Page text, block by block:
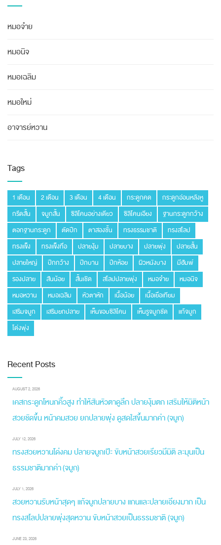
หมอจ๋าย
หมอนิจ
หมอเฉลิม
หมอใหม่
อาจารย์หวาน
Tags
1 เดือน 2 เดือน 3 เดือน 4 เดือน กระดูกคด
กระดูกอ่อนหลังหู
กรีดสั้น
จมูกสั้น ซิลิโคนอย่างเดียว ซิลิโคนเอียง
ฐานกระดูกกว้าง
ตอกฐานกระดูก
ตัดปีก ตาสองชั้น ทรงธรรมชาติ
ทรงสโลป
ทรงแข็ง
ทรงแข็งทื่อ ปลายงุ้ม ปลายบาง ปลายพุ่ง
ปลายสั้น
ปลายใหญ่
ปีกกว้าง ปีกบาน ปีกห้อย ผิวหนังบาง
มีฮัมพ์
รองปลาย
สันน้อย สั้นเชิด สโลปปลายพุ่ง หมอจ๋าย
หมอนิจ
หมอหวาน
หมอเฉลิม หัวตาหัก เนื้อน้อย
เนื้อเยื่อเทียม
เสริมจมูก
เสริมยกปลาย เห็นขอบซิลิโคน เห็นรูจมูกชัด
แก้จมูก
โด่งพุ่ง
Recent Posts
AUGUST 2, 2026
เคสกระดูกโหนกคิ้วสูง ทำให้สันหัวตาดูลึก ปลายงุ้มตก เสริมให้มิติหน้า
สวยชัดขึ้น หน้าคมสวย ยกปลายพุ่ง ดูสดใสขึ้นมากค่า (จมูก)
JULY 12, 2026
ทรงสวยหวานโด่งคม ปลายจมูกเป๊ะ ขับหน้าสวยเรียวมีมิติ ละมุนเป็น
ธรรมชาติมากค่า (จมูก)
JULY 1, 2026
สวยหวานรับหน้าสุดๆ แก้จมูกปลายบาง แกนและปลายเอียงมาก เป็น
ทรงสโลปปลายพุ่งสุดหวาน ขับหน้าสวยเป็นธรรมชาติ (จมูก)
JUNE 23, 2026